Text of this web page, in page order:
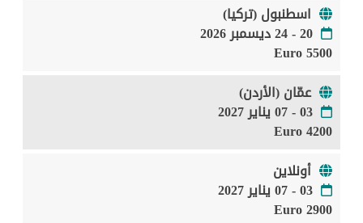
اسطنبول (تركيا)
20 - 24 ديسمبر 2026
5500 Euro
عمّان (الأردن)
03 - 07 يناير 2027
4200 Euro
أونلاين
03 - 07 يناير 2027
2900 Euro